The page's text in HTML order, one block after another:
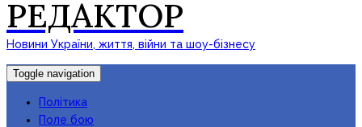
РЕДАКТОР
Новини України, життя, війни та шоу-бізнесу
Toggle navigation
Політика
Поле бою